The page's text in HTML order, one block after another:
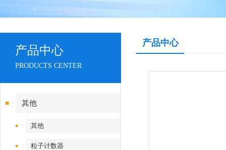
产品中心
PRODUCTS CENTER
其他
其他
粒子计数器
产品中心